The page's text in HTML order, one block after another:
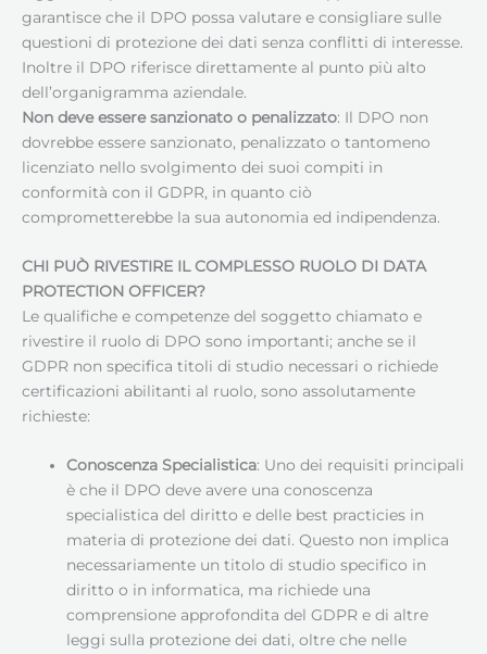
garantisce che il DPO possa valutare e consigliare sulle
questioni di protezione dei dati senza conflitti di interesse.
Inoltre il DPO riferisce direttamente al punto più alto
dell’organigramma aziendale.
Non deve essere sanzionato o penalizzato: Il DPO non
dovrebbe essere sanzionato, penalizzato o tantomeno
licenziato nello svolgimento dei suoi compiti in
conformità con il GDPR, in quanto ciò
comprometterebbe la sua autonomia ed indipendenza.
CHI PUÒ RIVESTIRE IL COMPLESSO RUOLO DI DATA
PROTECTION OFFICER?
Le qualifiche e competenze del soggetto chiamato e
rivestire il ruolo di DPO sono importanti; anche se il
GDPR non specifica titoli di studio necessari o richiede
certificazioni abilitanti al ruolo, sono assolutamente
richieste:
Conoscenza Specialistica: Uno dei requisiti principali
è che il DPO deve avere una conoscenza
specialistica del diritto e delle best practicies in
materia di protezione dei dati. Questo non implica
necessariamente un titolo di studio specifico in
diritto o in informatica, ma richiede una
comprensione approfondita del GDPR e di altre
leggi sulla protezione dei dati, oltre che nelle